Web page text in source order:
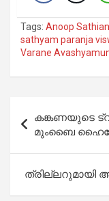
Tags: Anoop Sathian
sathyam paranja
Varane
navigation
കങ്കണയുടെ
മുംബൈ
ത്രില്ലറുമായി